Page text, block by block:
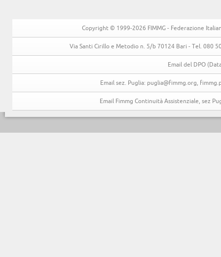
Copyright © 1999-2026 FIMMG - Federazione
Via Santi Cirillo e Metodio n. 5/b 70124 Bari - Tel. 080
Email del DPO
Email sez. Puglia: puglia@fimmg.org,
Email Fimmg Continuità Assistenziale, sez